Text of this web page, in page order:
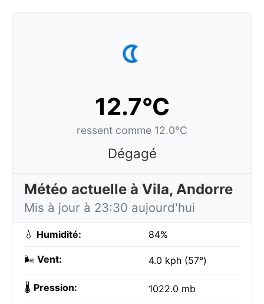
12.7°C
ressent comme 12.0°C
Dégagé
Météo actuelle à Vila, Andorre
Mis à jour à 23:30 aujourd'hui
💧 Humidité: 84%
🌬️ Vent: 4.0 kph (57°)
🌡️ Pression: 1022.0 mb